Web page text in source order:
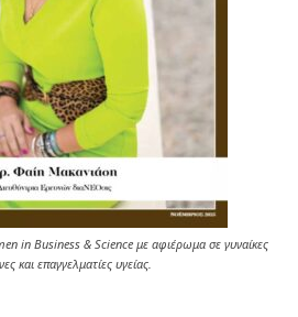
in Business & Science με αφιέρωμα σε γυναίκες
και επαγγελματίες υγείας.